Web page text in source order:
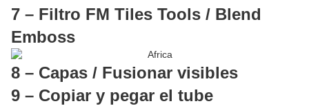
7 – Filtro FM Tiles Tools / Blend
Emboss
8 – Capas / Fusionar visibles
9 – Copiar y pegar el tube